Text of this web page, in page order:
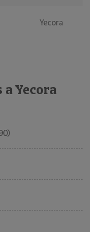
Yecora
Yecora